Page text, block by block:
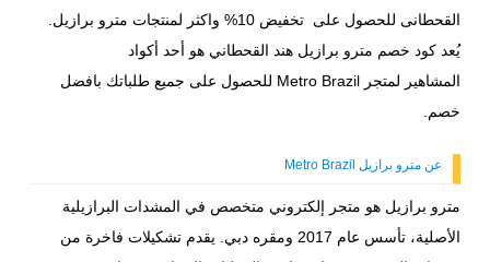
القحطانى للحصول على تخفيض 10% واكثر لمنتجات مترو برازيل.
يُعد كود خصم مترو برازيل هند القحطاني هو أحد أكواد
المشاهير لمتجر Metro Brazil للحصول على جميع طلباتك بافضل
خصم.
عن مترو برازيل Metro Brazil
مترو برازيل هو متجر إلكتروني متخصص في المشدات البرازيلية
الأصلية، تأسس عام 2017 ومقره دبي. يقدم تشكيلات فاخرة من